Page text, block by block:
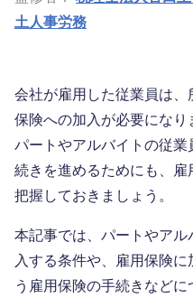
土人事労務
会社が雇用した従業員は、
保険への加入が必要になり
パートやアルバイトの従
続きを進めるためにも、雇
把握しておきましょう。
本記事では、パートやア
入する条件や、雇用保険
う雇用保険の手続きなどに